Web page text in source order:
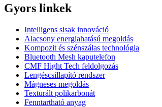
Gyors linkek
Intelligens sisak innováció
Alacsony energiahatású megoldás
Kompozit és szénszálas technológia
Bluetooth Mesh kaputelefon
CMF Hight Tech feldolgozás
Lengéscsillapító rendszer
Mágneses megoldás
Texturált polikarbonát
Fenntartható anyag